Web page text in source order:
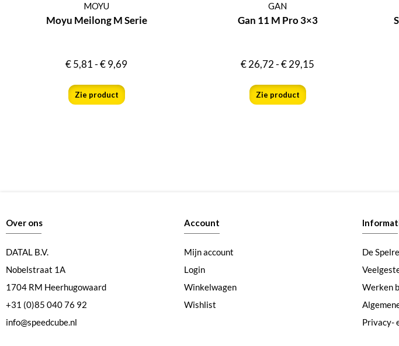
MOYU
Moyu Meilong M Serie
€5,81-€9,69
Zie product
GAN
Gan 11 M Pro 3×3
€26,72-€29,15
Zie product
Over ons
DATAL B.V.
Nobelstraat 1A
1704 RM Heerhugowaard
+31 (0)85 040 76 92
info@speedcube.nl
Account
Mijn account
Login
Winkelwagen
Wishlist
De
Werken
Privacy-